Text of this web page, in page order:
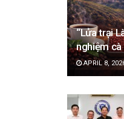
“Lửa trại
nghiệm cà
APRIL 8,